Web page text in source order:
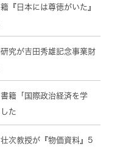
『日本には尊徳がいた』
究が吉田秀雄記念事業財
籍「国際政治経済を学
た
次教授が『物価資料』5